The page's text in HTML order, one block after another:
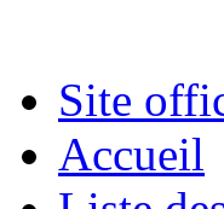
Site
Accueil